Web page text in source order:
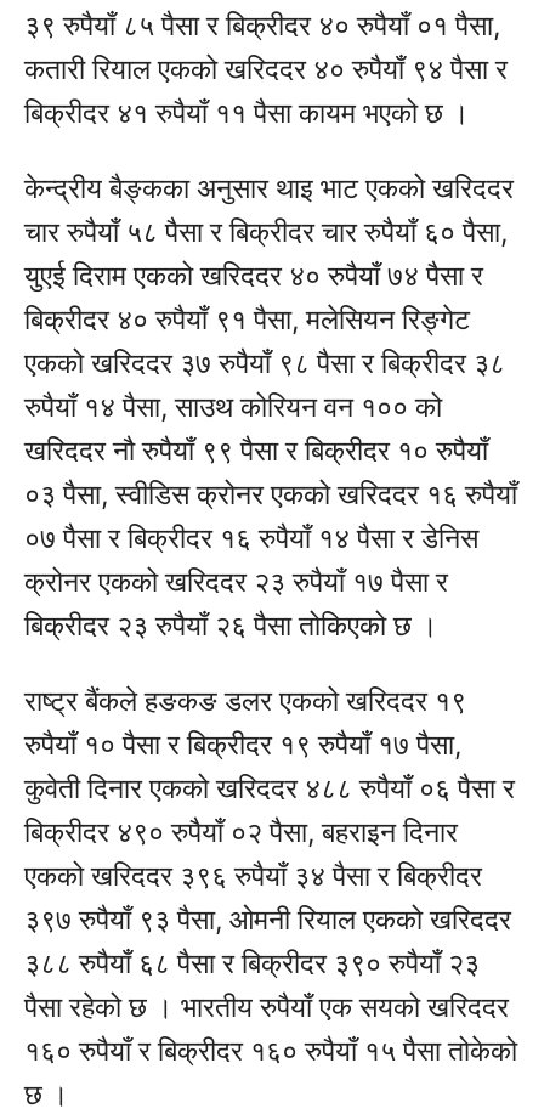
३९ रुपैयाँ ८५ पैसा र बिक्रीदर ४० रुपैयाँ ०१ पैसा,
कतारी रियाल एकको खरिददर ४० रुपैयाँ ९४ पैसा र
बिक्रीदर ४१ रुपैयाँ ११ पैसा कायम भएको छ ।
केन्द्रीय बैङ्कका अनुसार थाइ भाट एकको खरिददर
चार रुपैयाँ ५८ पैसा र बिक्रीदर चार रुपैयाँ ६० पैसा,
युएई दिराम एकको खरिददर ४० रुपैयाँ ७४ पैसा र
बिक्रीदर ४० रुपैयाँ ९१ पैसा, मलेसियन रिङ्गेट
एकको खरिददर ३७ रुपैयाँ ९८ पैसा र बिक्रीदर ३८
रुपैयाँ १४ पैसा, साउथ कोरियन वन १०० को
खरिददर नौ रुपैयाँ ९९ पैसा र बिक्रीदर १० रुपैयाँ
०३ पैसा, स्वीडिस क्रोनर एकको खरिददर १६ रुपैयाँ
०७ पैसा र बिक्रीदर १६ रुपैयाँ १४ पैसा र डेनिस
क्रोनर एकको खरिददर २३ रुपैयाँ १७ पैसा र
बिक्रीदर २३ रुपैयाँ २६ पैसा तोकिएको छ ।
राष्ट्र बैंकले हङकङ डलर एकको खरिददर १९
रुपैयाँ १० पैसा र बिक्रीदर १९ रुपैयाँ १७ पैसा,
कुवेती दिनार एकको खरिददर ४८८ रुपैयाँ ०६ पैसा र
बिक्रीदर ४९० रुपैयाँ ०२ पैसा, बहराइन दिनार
एकको खरिददर ३९६ रुपैयाँ ३४ पैसा र बिक्रीदर
३९७ रुपैयाँ ९३ पैसा, ओमनी रियाल एकको खरिददर
३८८ रुपैयाँ ६८ पैसा र बिक्रीदर ३९० रुपैयाँ २३
पैसा रहेको छ । भारतीय रुपैयाँ एक सयको खरिददर
१६० रुपैयाँ र बिक्रीदर १६० रुपैयाँ १५ पैसा तोकेको
छ ।